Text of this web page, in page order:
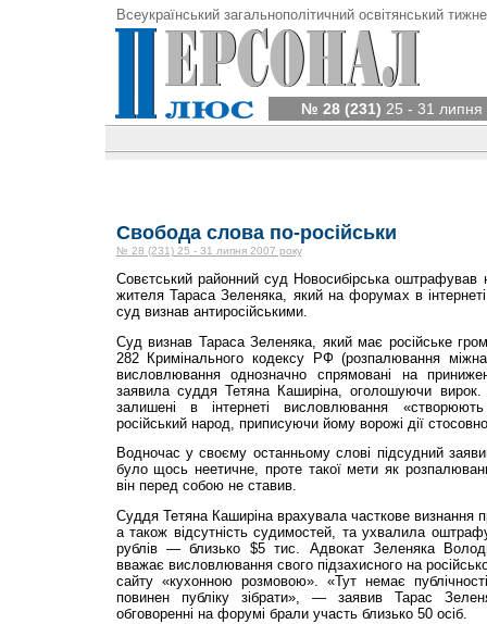
Всеукраїнський загальнополітичний освітянський
№ 28 (231) 25 - 31 липня
Свобода слова по-російськи
№ 28 (231) 25 - 31 липня 2007 року
Совєтський районний суд Новосибірська оштрафував
жителя Тараса Зеленяка, який на форумах в
суд визнав антиросійськими.
Суд визнав Тараса Зеленяка, який має російське
282 Кримінального кодексу РФ (розпалювання
висловлювання однозначно спрямовані на
заявила суддя Тетяна Каширіна, оголошуючи
залишені в інтернеті висловлювання
російський народ, приписуючи йому ворожі дії
Водночас у своєму остан­ньому слові підсудний
було щось неетичне, проте такої мети як
він перед собою не ставив.
Суддя Тетяна Каширіна врахувала часткове визнання
а також відсутність судимостей, та ухвалила
рублів — близько $5 тис. Адвокат Зеленяка
вважає висловлювання свого підзахисного на
сайту «кухонною розмовою». «Тут немає
повинен публіку зібрати», — заявив Тарас
обговоренні на форумі брали участь близько 50 осіб.